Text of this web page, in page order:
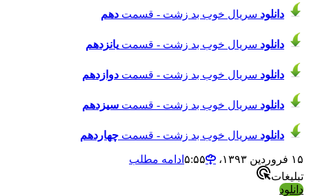
دانلود سریال خوب بد زشت - قسمت دهم
دانلود سریال خوب بد زشت - قسمت یانزدهم
دانلود سریال خوب بد زشت - قسمت دوازدهم
دانلود سریال خوب بد زشت - قسمت سیزدهم
دانلود سریال خوب بد زشت - قسمت چهاردهم
۱۵ فروردین ۱۳۹۳،‏ ۵:۵۵
ادامه مطلب
تبلیغات
دانلود